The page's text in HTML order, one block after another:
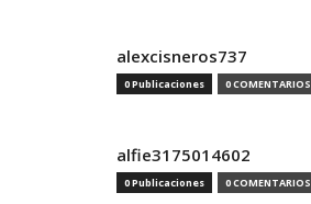
alexcisneros737
0 Publicaciones 0 COMENTARIOS
alfie3175014602
0 Publicaciones 0 COMENTARIOS